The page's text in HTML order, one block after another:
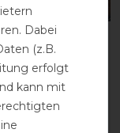
- navy
Dabei
(z.B.
erfolgt
kann mit